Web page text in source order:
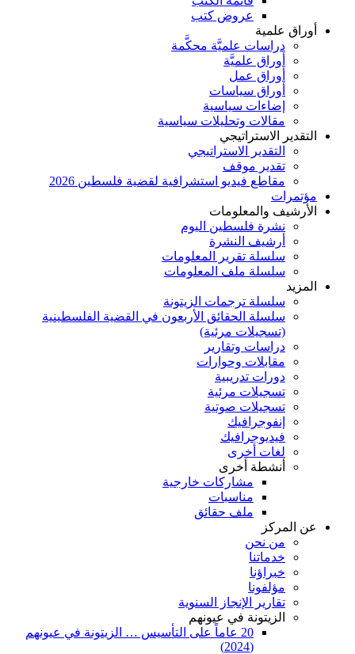
عروض كتب
أوراق علمية
دراسات علميَّة محكَّمة
أوراق علميَّة
أوراق عمل
أوراق سياسات
إضاءات سياسية
مقالات وتحليلات سياسية
التقدير الاستراتيجي
التقدير الاستراتيجي
تقدير موقف
مقاطع فيديو استشرافية لقضية فلسطين 2026
مؤتمرات
الأرشيف والمعلومات
نشرة فلسطين اليوم
أرشيف النشرة
سلسلة تقرير المعلومات
سلسلة ملف المعلومات
المزيد
سلسلة ترجمات الزيتونة
سلسلة الحقائق الأربعون في القضية الفلسطينية
(تسجيلات مرئية)
دراسات وتقارير
مقابلات وحوارات
دورات تدريبية
تسجيلات مرئية
تسجيلات صوتية
إنفوجرافيك
فيديوجرافيك
لغات أخرى
أنشطة أخرى
مشاركات خارجية
مناسبات
ملف حقائق
عن المركز
من نحن
خدماتنا
خبراؤنا
مؤلفونا
تقارير الإنجاز السنوية
الزيتونة في عيونهم
20 عاماً على التأسيس … الزيتونة في عيونهم
(2024)